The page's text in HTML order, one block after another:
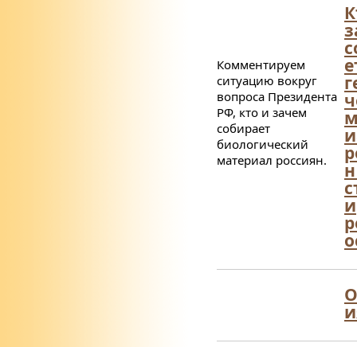
и
Комментируем
ситуацию вокруг
вопроса Президента
РФ, кто и зачем
собирает
биологический
материал россиян.